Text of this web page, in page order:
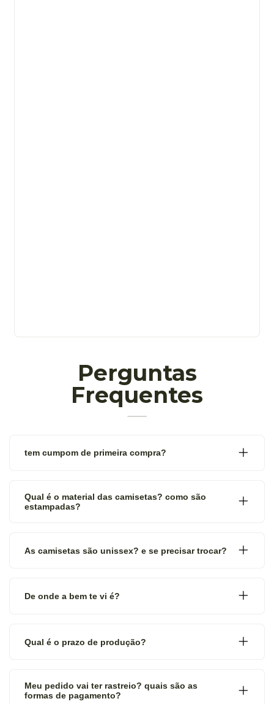
Perguntas
Frequentes
tem cumpom de primeira compra?
Qual é o material das camisetas? como são
estampadas?
As camisetas são unissex? e se precisar trocar?
De onde a bem te vi é?
Qual é o prazo de produção?
Meu pedido vai ter rastreio? quais são as
formas de pagamento?